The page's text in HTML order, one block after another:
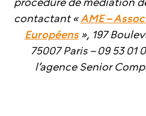
contactant «AME –
Européens», 197
75007 Paris – 09 53 01
l’agence Senior